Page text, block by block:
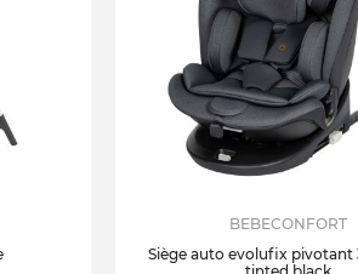
BEBECONFORT
Siège auto evolufix pivotant